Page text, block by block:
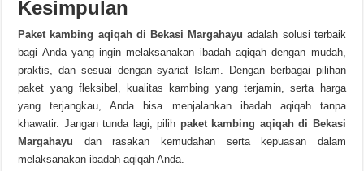
Kesimpulan
Paket kambing aqiqah di Bekasi Margahayu adalah solusi terbaik
bagi Anda yang ingin melaksanakan ibadah aqiqah dengan mudah,
praktis, dan sesuai dengan syariat Islam. Dengan berbagai pilihan
paket yang fleksibel, kualitas kambing yang terjamin, serta harga
yang terjangkau, Anda bisa menjalankan ibadah aqiqah tanpa
khawatir. Jangan tunda lagi, pilih paket kambing aqiqah di Bekasi
Margahayu
dan rasakan kemudahan serta kepuasan dalam
melaksanakan ibadah aqiqah Anda.